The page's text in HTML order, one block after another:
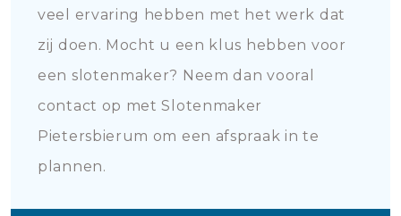
veel ervaring hebben met het werk dat
zij doen. Mocht u een klus hebben voor
een slotenmaker? Neem dan vooral
contact op met Slotenmaker
Pietersbierum om een afspraak in te
plannen.